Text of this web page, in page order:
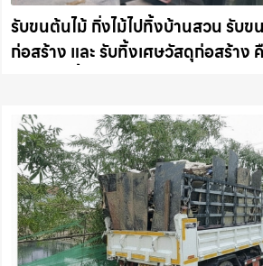
รับขนต้นไม้ กิ่งไม้ไปทิ้งบ้านสวน รับข
ก่อสร้าง และ รับทิ้งเศษวัสดุก่อสร้าง